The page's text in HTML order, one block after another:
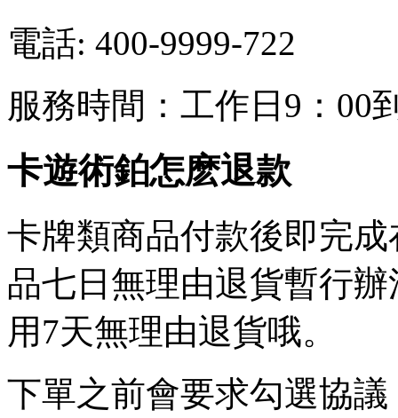
電話: 400-9999-722
服務時間：工作日9：00
卡遊術鉑怎麽退款
卡牌類商品付款後即完
品七日無理由退貨暫行
用7天無理由退貨哦。
下單之前會要求勾選協